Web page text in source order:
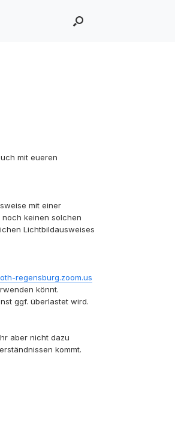
mit eueren
mit einer
noch keinen solchen
Lichtbildausweises
oth-regensburg.zoom.us
könnt.
ggf. überlastet wird.
aber nicht dazu
kommt.